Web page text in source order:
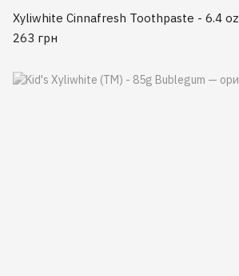
Xyliwhite Cinnafresh Toothpaste - 6.4 oz
263 грн